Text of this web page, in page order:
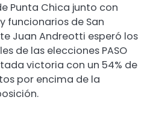
Punta Chica junto con
funcionarios de San
Juan Andreotti esperó los
de las elecciones PASO
victoria con un 54% de
por encima de la